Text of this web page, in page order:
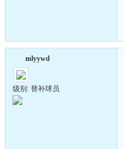
mlyywd
级别: 替补球员